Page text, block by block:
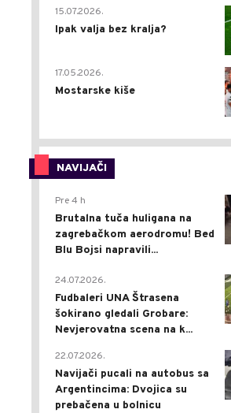
15.07.2026.
Ipak valja bez kralja?
17.05.2026.
Mostarske kiše
NAVIJAČI
Pre 4 h
Brutalna tuča huligana na
zagrebačkom aerodromu! Bed
Blu Bojsi napravili...
24.07.2026.
Fudbaleri UNA Štrasena
šokirano gledali Grobare:
Nevjerovatna scena na k...
22.07.2026.
Navijači pucali na autobus sa
Argentincima: Dvojica su
prebačena u bolnicu